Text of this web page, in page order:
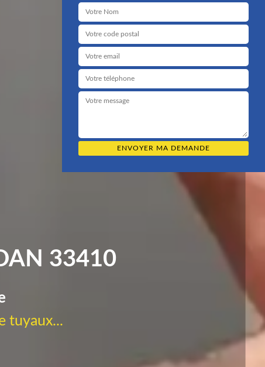
33410
tuyaux...